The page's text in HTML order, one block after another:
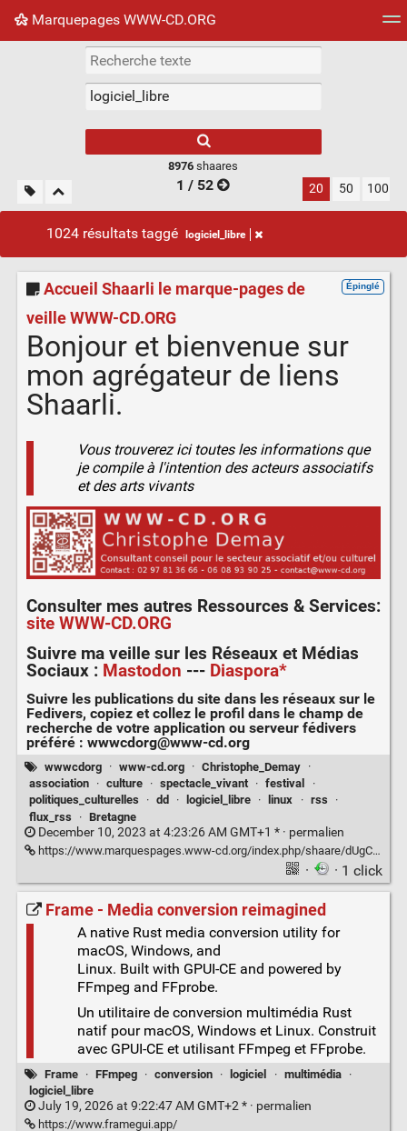
Marquepages WWW-CD.ORG
Nuage de tags Mur d'images
8976 shaares
1 / 52 20 50 100
1024 résultats taggé logiciel_libre
Épinglé
Accueil Shaarli le marque-pages de
veille WWW-CD.ORG
Bonjour et bienvenue sur
mon agrégateur de liens
Shaarli.
Vous trouverez ici toutes les informations que
je compile à l'intention des acteurs associatifs
et des arts vivants
Consulter mes autres Ressources & Services:
site WWW-CD.ORG
Suivre ma veille sur les Réseaux et Médias
Sociaux: Mastodon --- Diaspora*
Suivre les publications du site dans les réseaux sur le
Fedivers, copiez et collez le profil dans le champ de
recherche de votre application ou serveur fédivers
préféré : wwwcdorg@www-cd.org
wwwcdorg · www-cd.org · Christophe_Demay ·
association
· culture · spectacle_vivant · festival
·
politiques_culturelles
· dd · logiciel_libre · linux · rss
·
flux_rss
· Bretagne
December 10, 2023 at 4:23:26 AM GMT+1 * · permalien
https://www.marquespages.www-cd.org/index.php/shaare/dUgCxQ
· · 1 click
Frame - Media conversion reimagined
A native Rust media conversion utility for
macOS, Windows, and
Linux. Built with GPUI-CE and powered by
FFmpeg and FFprobe.
Un utilitaire de conversion multimédia Rust
natif pour macOS, Windows et Linux. Construit
avec GPUI-CE et utilisant FFmpeg et FFprobe.
Frame · FFmpeg · conversion · logiciel · multimédia
·
logiciel_libre
July 19, 2026 at 9:22:47 AM GMT+2 * · permalien
https://www.framegui.app/